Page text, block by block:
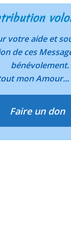
votre aide et
de ces
bénévolement.
mon
Faire un don